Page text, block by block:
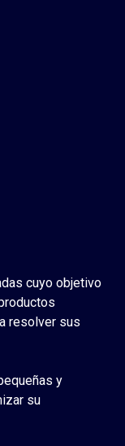
cuyo objetivo
resolver sus
y
su